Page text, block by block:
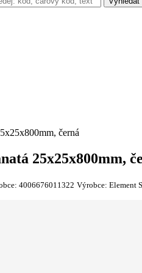
černá
25x25x800mm,
4006676011322 Výrobce: Element